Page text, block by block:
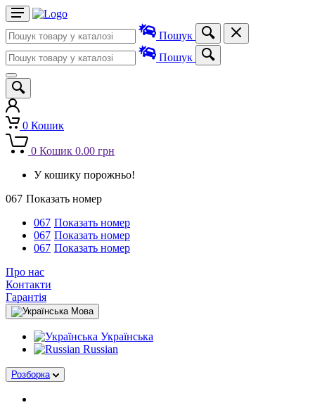
Пошук
Пошук
0 Кошик
0 Кошик 0.00 грн
У кошику порожньо!
067 Показать номер
067 Показать номер
067 Показать номер
067 Показать номер
Про нас
Контакти
Гарантія
Мова
Українська
Russian
Розборка